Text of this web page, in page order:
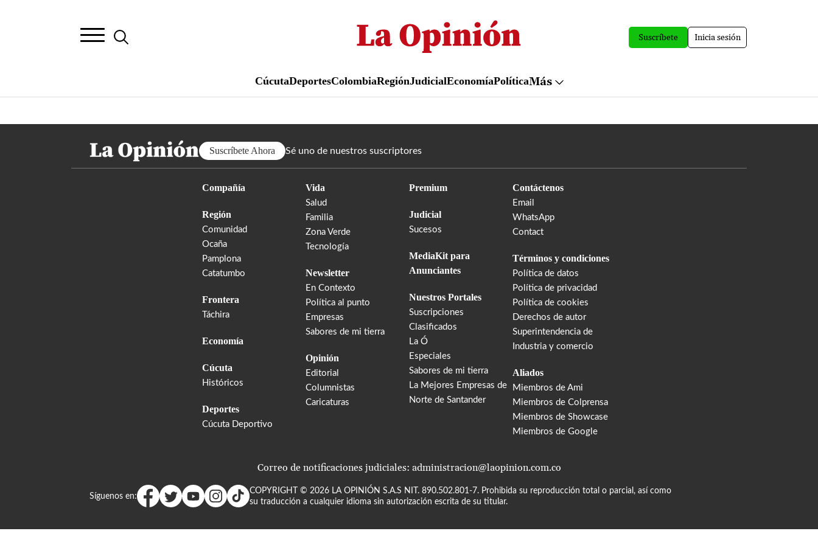
al
contenido
Suscríbete Inicia sesión
CúcutaDeportesColombiaRegiónJudicialEconomíaPolíticaMás
Suscríbete Ahora Sé uno de nuestros suscriptores
Compañía
Región
Comunidad
Ocaña
Pamplona
Catatumbo
Frontera
Táchira
Economía
Cúcuta
Históricos
Deportes
Cúcuta Deportivo
Vida
Salud
Familia
Zona Verde
Tecnología
Newsletter
En Contexto
Política al punto
Empresas
Sabores de mi tierra
Opinión
Editorial
Columnistas
Caricaturas
Premium
Judicial
Sucesos
MediaKit para
Anunciantes
Nuestros Portales
Suscripciones
Clasificados
La Ó
Especiales
Sabores de mi tierra
La Mejores Empresas de
Norte de Santander
Contáctenos
Email
WhatsApp
Contact
Términos y condiciones
Política de datos
Política de privacidad
Política de cookies
Derechos de autor
Superintendencia de
Industria y comercio
Aliados
Miembros de Ami
Miembros de Colprensa
Miembros de Showcase
Miembros de Google
Correo de notificaciones judiciales: administracion@laopinion.com.co
Síguenos en:
COPYRIGHT © 2026 LA OPINIÓN S.A.S NIT. 890.502.801-7. Prohibida su reproducción total o parcial, así como
su traducción a cualquier idioma sin autorización escrita de su titular.